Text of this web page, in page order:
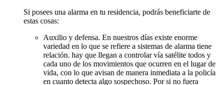
Si posees una alarma en tu residencia, podrás beneficiarte de
estas cosas:
Auxilio y defensa. En nuestros días existe enorme
variedad en lo que se refiere a sistemas de alarma tiene
relación. hay que llegan a controlar vía satélite todos y
cada uno de los movimientos que ocurren en el lugar de
vida, con lo que avisan de manera inmediata a la policía
en cuanto detecta algo sospechoso. Por si no fuera